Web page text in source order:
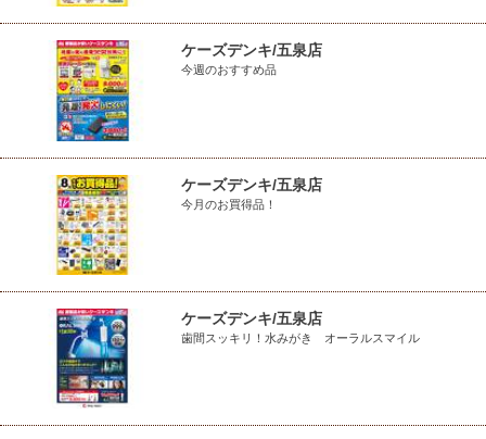
ケーズデンキ/五泉店
今週のおすすめ品
ケーズデンキ/五泉店
今月のお買得品！
ケーズデンキ/五泉店
歯間スッキリ！水みがき オーラルスマイル